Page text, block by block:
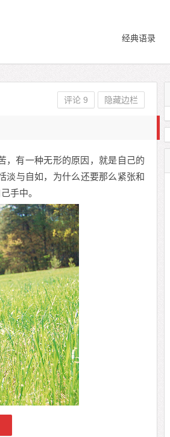
经典语录
，有一种无形的原因，就是自己的
淡与自如，为什么还要那么紧张和
手中。
评论 9 隐藏边栏